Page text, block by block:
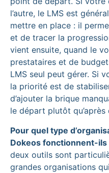
l’autre, le LMS est
mettre en place : il
et de tracer la
vient ensuite, quand le
prestataires et de
LMS seul peut gérer. Si
la priorité est de
d’ajouter la brique
le départ plutôt qu’après
Pour quel type
Dokeos fonctionnent-ils
deux outils sont
grandes organisations